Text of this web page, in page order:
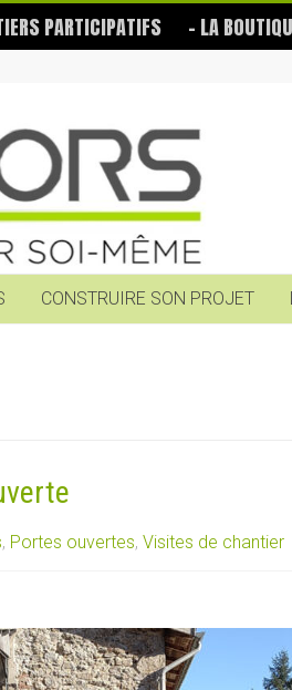
PARTICIPATIFS – LA
CONSTRUIRE SON PROJET
, Portes ouvertes, Visites de chantier